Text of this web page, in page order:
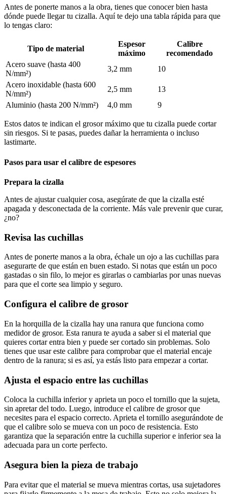
Antes de ponerte manos a la obra, tienes que conocer bien hasta
dónde puede llegar tu cizalla. Aquí te dejo una tabla rápida para que
lo tengas claro:
Tipo de material
Espesor
máximo
Calibre
recomendado
Acero suave (hasta 400
N/mm²)
3,2 mm
10
Acero inoxidable (hasta 600
N/mm²)
2,5 mm
13
Aluminio (hasta 200 N/mm²)
4,0 mm 9
Estos datos te indican el grosor máximo que tu cizalla puede cortar
sin riesgos. Si te pasas, puedes dañar la herramienta o incluso
lastimarte.
Pasos para usar el calibre de espesores
Prepara la cizalla
Antes de ajustar cualquier cosa, asegúrate de que la cizalla esté
apagada y desconectada de la corriente. Más vale prevenir que curar,
¿no?
Revisa las cuchillas
Antes de ponerte manos a la obra, échale un ojo a las cuchillas para
asegurarte de que están en buen estado. Si notas que están un poco
gastadas o sin filo, lo mejor es girarlas o cambiarlas por unas nuevas
para que el corte sea limpio y seguro.
Configura el calibre de grosor
En la horquilla de la cizalla hay una ranura que funciona como
medidor de grosor. Esta ranura te ayuda a saber si el material que
quieres cortar entra bien y puede ser cortado sin problemas. Solo
tienes que usar este calibre para comprobar que el material encaje
dentro de la ranura; si es así, ya estás listo para empezar a cortar.
Ajusta el espacio entre las cuchillas
Coloca la cuchilla inferior y aprieta un poco el tornillo que la sujeta,
sin apretar del todo. Luego, introduce el calibre de grosor que
necesites para el espacio correcto. Aprieta el tornillo asegurándote de
que el calibre solo se mueva con un poco de resistencia. Esto
garantiza que la separación entre la cuchilla superior e inferior sea la
adecuada para un corte perfecto.
Asegura bien la pieza de trabajo
Para evitar que el material se mueva mientras cortas, usa sujetadores